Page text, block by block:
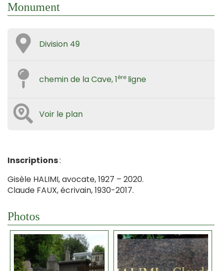
Monument
Division 49
chemin de la Cave, 1ère ligne
Voir le plan
Inscriptions:
Gisèle HALIMI, avocate, 1927 – 2020.
Claude FAUX, écrivain, 1930-2017.
Photos